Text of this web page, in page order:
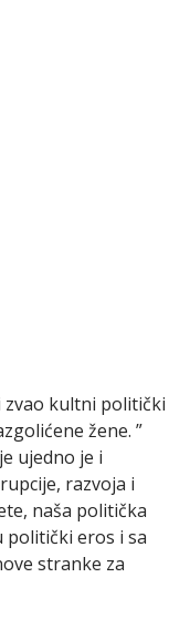
zvao kultni politički
žene. ”
ujedno je i
razvoja i
naša politička
politički eros i sa
stranke za